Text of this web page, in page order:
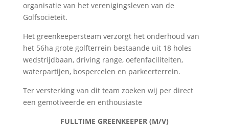
organisatie van het verenigingsleven van de
Golfsociëteit.
Het greenkeepersteam verzorgt het onderhoud van
het 56ha grote golfterrein bestaande uit 18 holes
wedstrijdbaan, driving range, oefenfaciliteiten,
waterpartijen, bospercelen en parkeerterrein.
Ter versterking van dit team zoeken wij per direct
een gemotiveerde en enthousiaste
FULLTIME GREENKEEPER (M/V)